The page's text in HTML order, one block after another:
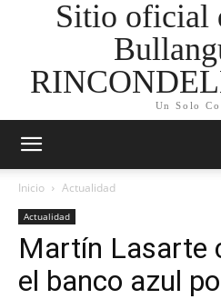
Sitio oficial
Un Solo
Inicio Actualidad
Actualidad
Martín Lasarte
el banco azul